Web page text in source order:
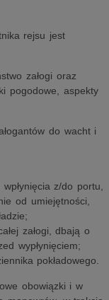
rejsu jest
załogi oraz
pogodowe, aspekty
do wacht i
z/do portu,
od umiejętności,
załogi, dbają o
wypłynięciem;
pokładowego.
obowiązki i w